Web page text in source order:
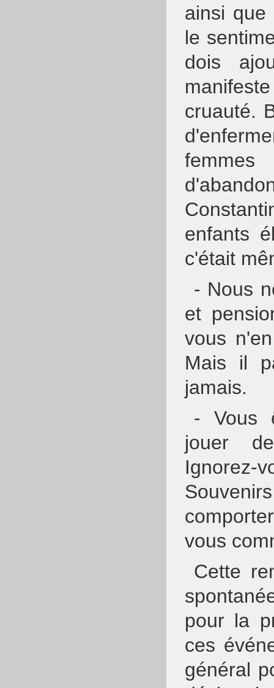
ainsi
le
dois
cruauté.
enfants
c'était
- Nous
et
vous
Mais il
jamais.
- Vous
jouer
vous
Cette
pour la
ces
général